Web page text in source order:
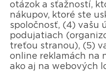
otázok a sťažností,
nákupov, ktoré ste
spoločnosť, (4) vašu
podujatiach
treťou stranou), (5)
online reklamách na
ako aj na webových